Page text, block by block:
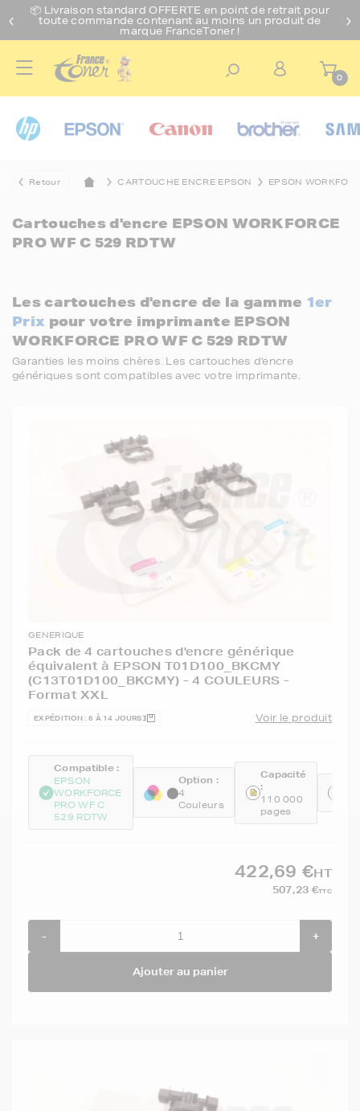
📦 Livraison standard OFFERTE en point de retrait pour
toute commande contenant au moins un produit de
marque FranceToner !
0
Retour CARTOUCHE ENCRE EPSON EPSON
Cartouches d'encre EPSON WORKFORCE
PRO WF C 529 RDTW
Les cartouches d'encre de la gamme 1er
Prix pour votre imprimante EPSON
WORKFORCE PRO WF C 529 RDTW
Garanties les moins chères. Les cartouches d'encre
génériques sont compatibles avec votre imprimante.
GENERIQUE
Pack de 4 cartouches d'encre générique
équivalent à EPSON T01D100_BKCMY
(C13T01D100_BKCMY) - 4 COULEURS -
Format XXL
EXPÉDITION : 6 À 14 JOURS Voir le produit
Compatible :
EPSON
WORKFORCE
PRO WF C
529 RDTW
Option :
4
Couleurs
Capacité
:
110 000
pages
422,69 €HT
507,23 €TTC
- +
Ajouter au panier